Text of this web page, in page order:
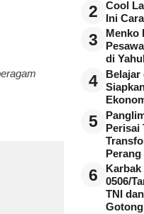
2
Cool
Ini
3
Menko
di
4
5
Perisai
6
0506/
TNI